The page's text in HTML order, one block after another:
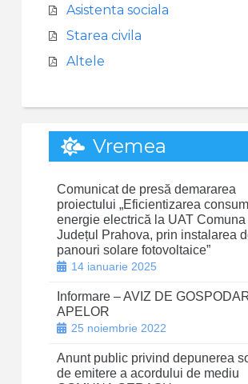
Asistenta sociala
Starea civila
Altele
Vremea
Comunicat de presă demararea
proiectului „Eficientizarea
energie electrică la UAT Comuna
Județul Prahova, prin instalarea
panouri solare fotovoltaice”
14 ianuarie 2025
Informare – AVIZ DE
APELOR
25 noiembrie 2022
Anunt public privind depunerea
de emitere a acordului de mediu